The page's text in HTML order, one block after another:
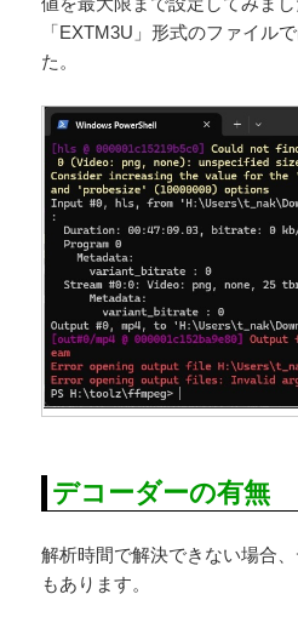
「EXTM3U」形式のファイル
た。
デコーダーの有無
解析時間で解決できない場合
もあります。